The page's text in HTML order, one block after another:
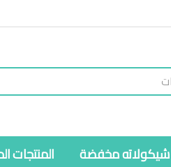
شيكولاته مخفضة المنتجات